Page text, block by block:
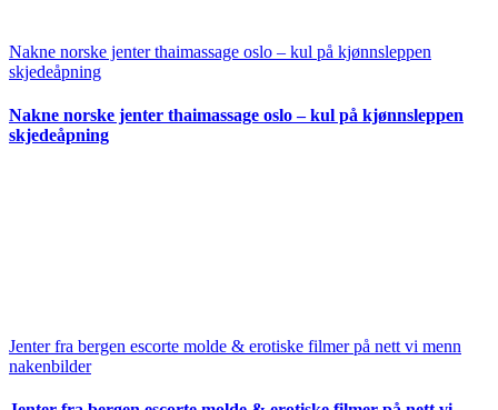
Nakne norske jenter thaimassage oslo – kul på kjønnsleppen
skjedeåpning
Nakne norske jenter thaimassage oslo – kul på kjønnsleppen
skjedeåpning
Jenter fra bergen escorte molde & erotiske filmer på nett vi menn
nakenbilder